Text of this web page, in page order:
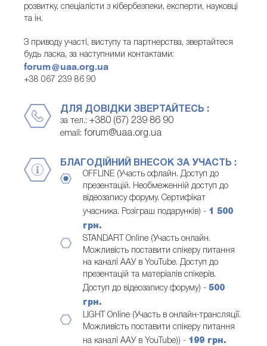
розвитку, спеціалісти з кібербезпеки, експерти, науковці
та ін.
З приводу участі, виступу та партнерства, звертайтеся
будь ласка, за наступними контактами:
forum@uaa.org.ua
+38 067 239 86 90
ДЛЯ ДОВІДКИ ЗВЕРТАЙТЕСЬ :
за тел.: +380 (67) 239 86 90
email: forum@uaa.org.ua
БЛАГОДІЙНИЙ ВНЕСОК ЗА УЧАСТЬ :
OFFLINE (Участь офлайн. Доступ до
презентацій. Необмеженній доступ до
відеозапису форуму. Сертифікат
учасника. Розіграш подарунків) - 1 500
грн.
STANDART Online (Участь онлайн.
Можливість поставити спікеру питання
на каналі ААУ в YouTube. Доступ до
презентацій та матеріалів спікерів.
Доступ до відеозапису форуму) - 500
грн.
LIGHT Online (Участь в онлайн-трансляції.
Можливість поставити спікеру питання
на каналі ААУ в YouTube)) - 199 грн.